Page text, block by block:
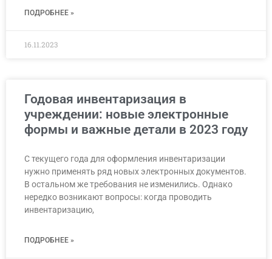
ПОДРОБНЕЕ »
16.11.2023
Годовая инвентаризация в
учреждении: новые электронные
формы и важные детали в 2023 году
С текущего года для оформления инвентаризации
нужно применять ряд новых электронных документов.
В остальном же требования не изменились. Однако
нередко возникают вопросы: когда проводить
инвентаризацию,
ПОДРОБНЕЕ »